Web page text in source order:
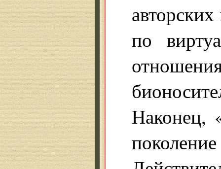
по
Наконец,